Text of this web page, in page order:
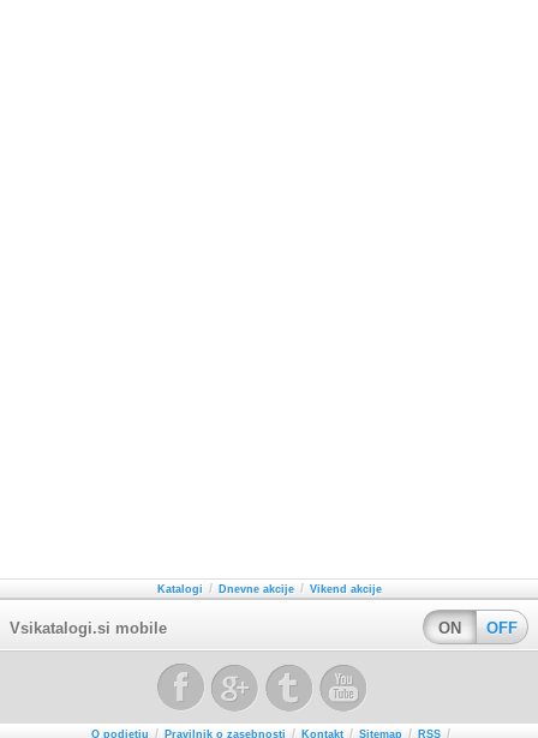
Katalogi / Dnevne akcije / Vikend akcije
Vsikatalogi.si mobile ON OFF
O podjetju / Pravilnik o zasebnosti / Kontakt / Sitemap / RSS /